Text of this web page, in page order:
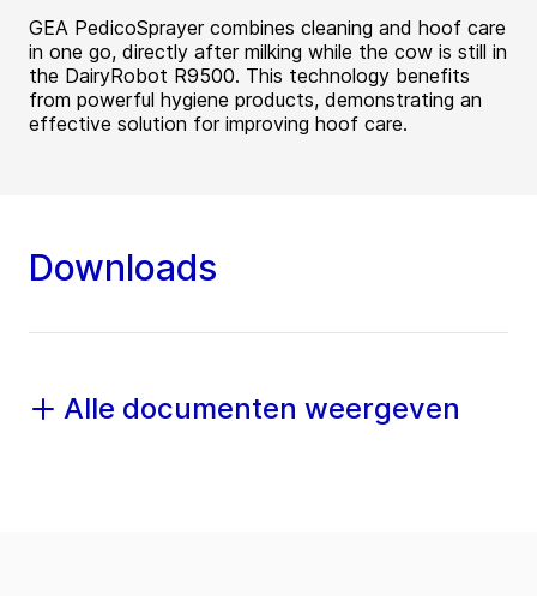
GEA PedicoSprayer combines cleaning and hoof care
in one go, directly after milking while the cow is still in
the DairyRobot R9500. This technology benefits
from powerful hygiene products, demonstrating an
effective solution for improving hoof care.
Downloads
Alle documenten weergeven